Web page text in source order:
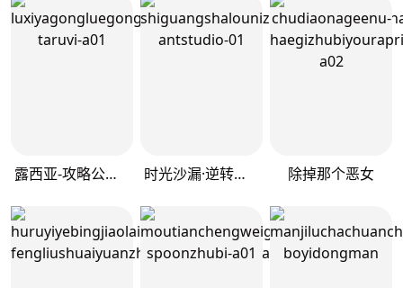
露西亚-攻略公爵计划 时光沙漏·逆转命运的少女 除掉那个恶女